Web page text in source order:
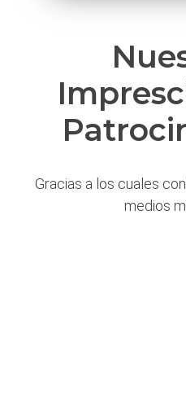
Gracias a los cuales
medios